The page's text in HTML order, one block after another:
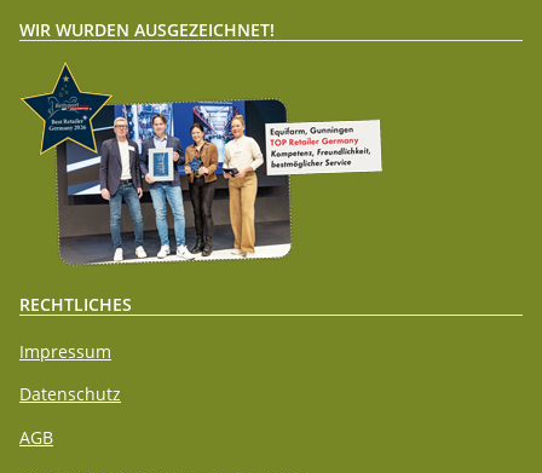
WIR WURDEN AUSGEZEICHNET!
RECHTLICHES
Impressum
Datenschutz
AGB